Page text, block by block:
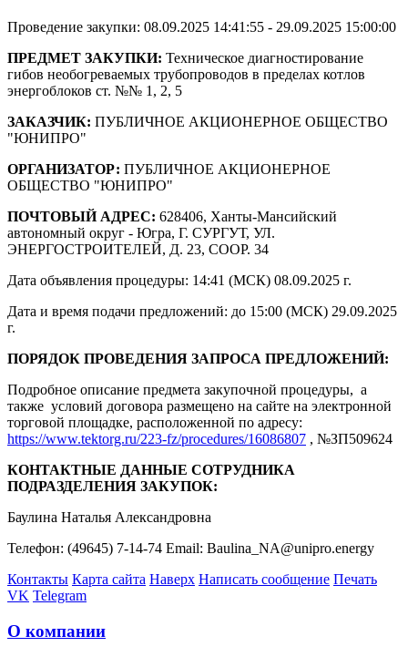
Проведение закупки: 08.09.2025 14:41:55 - 29.09.2025 15:00:00
ПРЕДМЕТ ЗАКУПКИ: Техническое диагностирование
гибов необогреваемых трубопроводов в пределах котлов
энергоблоков ст. №№ 1, 2, 5
ЗАКАЗЧИК: ПУБЛИЧНОЕ АКЦИОНЕРНОЕ ОБЩЕСТВО
"ЮНИПРО"
ОРГАНИЗАТОР: ПУБЛИЧНОЕ АКЦИОНЕРНОЕ
ОБЩЕСТВО "ЮНИПРО"
ПОЧТОВЫЙ АДРЕС: 628406, Ханты-Мансийский
автономный округ - Югра, Г. СУРГУТ, УЛ.
ЭНЕРГОСТРОИТЕЛЕЙ, Д. 23, СООР. 34
Дата объявления процедуры: 14:41 (МСК) 08.09.2025 г.
Дата и время подачи предложений: до 15:00 (МСК) 29.09.2025
г.
ПОРЯДОК ПРОВЕДЕНИЯ ЗАПРОСА ПРЕДЛОЖЕНИЙ:
Подробное описание предмета закупочной процедуры, а
также условий договора размещено на сайте на электронной
торговой площадке, расположенной по адресу:
https://www.tektorg.ru/223-fz/procedures/16086807 , №ЗП509624
КОНТАКТНЫЕ ДАННЫЕ СОТРУДНИКА
ПОДРАЗДЕЛЕНИЯ ЗАКУПОК:
Баулина Наталья Александровна
Телефон: (49645) 7-14-74 Email: Baulina_NA@unipro.energy
Контакты Карта сайта Наверх Написать сообщение Печать
VK Telegram
О компании